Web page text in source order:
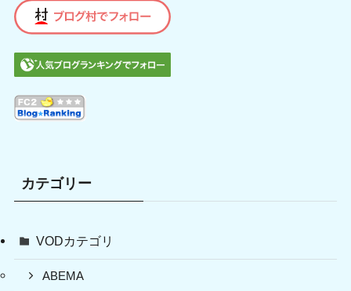
カテゴリー
VODカテゴリ
ABEMA